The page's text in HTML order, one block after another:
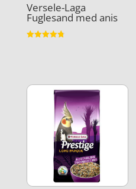
Versele-Laga
Fuglesand med anis